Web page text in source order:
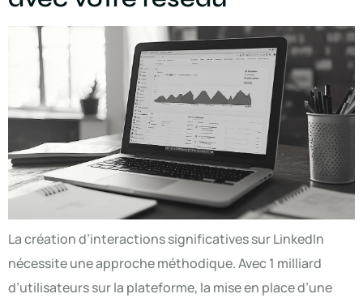
La création d’interactions significatives sur LinkedIn
nécessite une approche méthodique. Avec 1 milliard
d’utilisateurs sur la plateforme, la mise en place d’une